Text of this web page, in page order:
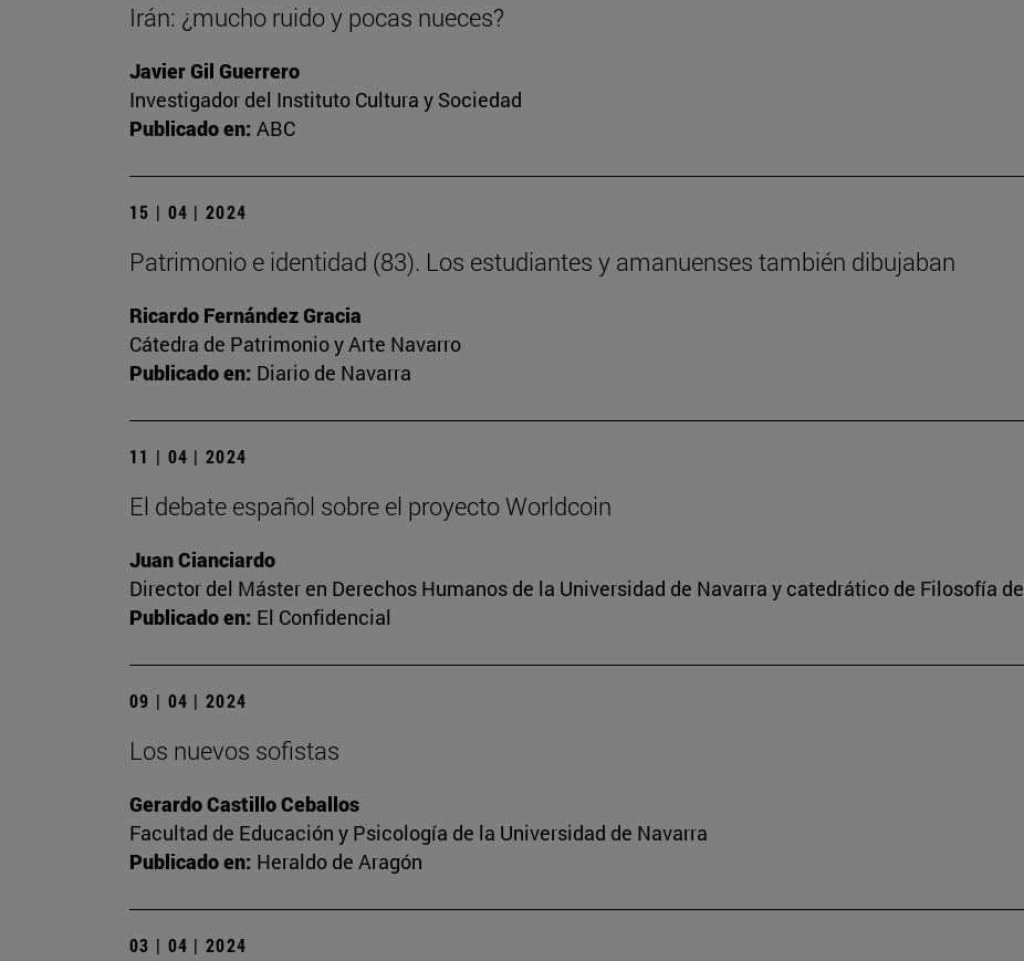
Irán: ¿mucho ruido y pocas nueces?
Javier Gil Guerrero
Investigador del Instituto Cultura y Sociedad
Publicado en: ABC
15 | 04 | 2024
Patrimonio e identidad (83). Los estudiantes y amanuenses también dibujaban
Ricardo Fernández Gracia
Cátedra de Patrimonio y Arte Navarro
Publicado en: Diario de Navarra
11 | 04 | 2024
El debate español sobre el proyecto Worldcoin
Juan Cianciardo
Director del Máster en Derechos Humanos de la Universidad de Navarra y catedrático de Filosofía
Publicado en: El Confidencial
09 | 04 | 2024
Los nuevos sofistas
Gerardo Castillo Ceballos
Facultad de Educación y Psicología de la Universidad de Navarra
Publicado en: Heraldo de Aragón
03 | 04 | 2024